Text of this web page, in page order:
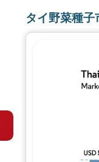
タイ野菜種